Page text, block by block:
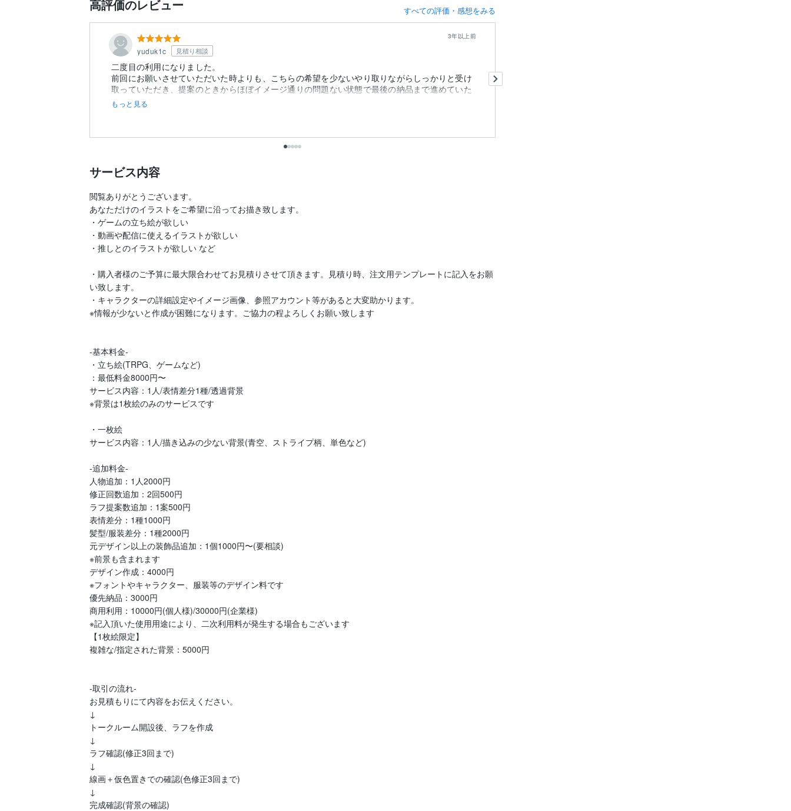
高評価のレビュー すべての評価・感想をみる
yuduk1c 見積り相談
3年以上前
二度目の利用になりました。
前回にお願いさせていただいた時よりも、こちらの希望を少ないやり取りながらしっかりと受け
取っていただき、提案のときからほぼイメージ通りの問題ない状態で最後の納品まで進めていた
だきました。
絵柄がとても大好きな方なのですが、今回も線画...
もっと見る
サービス内容
閲覧ありがとうございます。
あなただけのイラストをご希望に沿ってお描き致します。
・ゲームの立ち絵が欲しい
・動画や配信に使えるイラストが欲しい
・推しとのイラストが欲しい など
・購入者様のご予算に最大限合わせてお見積りさせて頂きます。見積り時、注文用テンプレートに記入をお願
い致します。
・キャラクターの詳細設定やイメージ画像、参照アカウント等があると大変助かります。
※情報が少ないと作成が困難になります。ご協力の程よろしくお願い致します
-基本料金-
・立ち絵(TRPG、ゲームなど)
：最低料金8000円〜
サービス内容：1人/表情差分1種/透過背景
※背景は1枚絵のみのサービスです
・一枚絵
サービス内容：1人/描き込みの少ない背景(青空、ストライプ柄、単色など)
-追加料金-
人物追加：1人2000円
修正回数追加：2回500円
ラフ提案数追加：1案500円
表情差分：1種1000円
髪型/服装差分：1種2000円
元デザイン以上の装飾品追加：1個1000円〜(要相談)
※前景も含まれます
デザイン作成：4000円
※フォントやキャラクター、服装等のデザイン料です
優先納品：3000円
商用利用：10000円(個人様)/30000円(企業様)
※記入頂いた使用用途により、二次利用料が発生する場合もございます
【1枚絵限定】
複雑な/指定された背景：5000円
-取引の流れ-
お見積もりにて内容をお伝えください。
↓
トークルーム開設後、ラフを作成
↓
ラフ確認(修正3回まで)
↓
線画＋仮色置きでの確認(色修正3回まで)
↓
完成確認(背景の確認)